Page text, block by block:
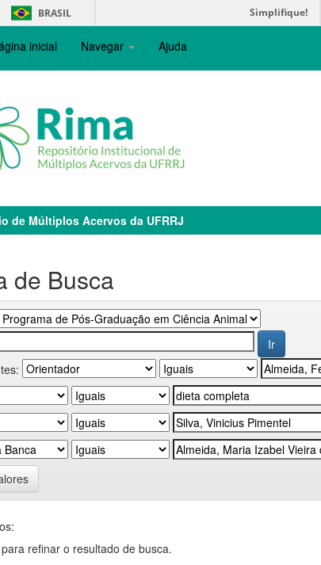
BRASIL Simplifique!
inicial Navegar Ajuda
de Múltiplos Acervos da UFRRJ
de Busca
refinar o resultado de busca.